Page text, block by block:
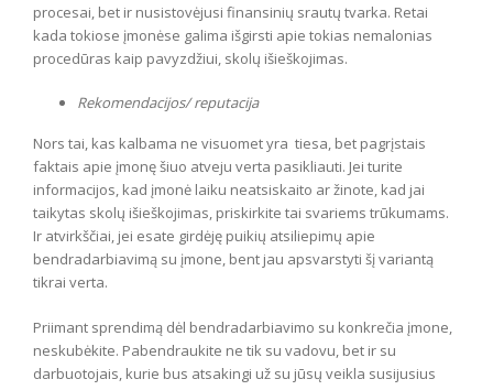
procesai, bet ir nusistovėjusi finansinių srautų tvarka. Retai
kada tokiose įmonėse galima išgirsti apie tokias nemalonias
procedūras kaip pavyzdžiui, skolų išieškojimas.
Rekomendacijos/ reputacija
Nors tai, kas kalbama ne visuomet yra tiesa, bet pagrįstais
faktais apie įmonę šiuo atveju verta pasikliauti. Jei turite
informacijos, kad įmonė laiku neatsiskaito ar žinote, kad jai
taikytas skolų išieškojimas, priskirkite tai svariems trūkumams.
Ir atvirkščiai, jei esate girdėję puikių atsiliepimų apie
bendradarbiavimą su įmone, bent jau apsvarstyti šį variantą
tikrai verta.
Priimant sprendimą dėl bendradarbiavimo su konkrečia įmone,
neskubėkite. Pabendraukite ne tik su vadovu, bet ir su
darbuotojais, kurie bus atsakingi už su jūsų veikla susijusius